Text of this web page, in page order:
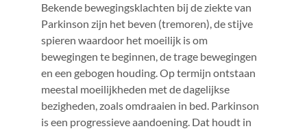
Bekende bewegingsklachten bij de ziekte van
Parkinson zijn het beven (tremoren), de stijve
spieren waardoor het moeilijk is om
bewegingen te beginnen, de trage bewegingen
en een gebogen houding. Op termijn ontstaan
meestal moeilijkheden met de dagelijkse
bezigheden, zoals omdraaien in bed. Parkinson
is een progressieve aandoening. Dat houdt in